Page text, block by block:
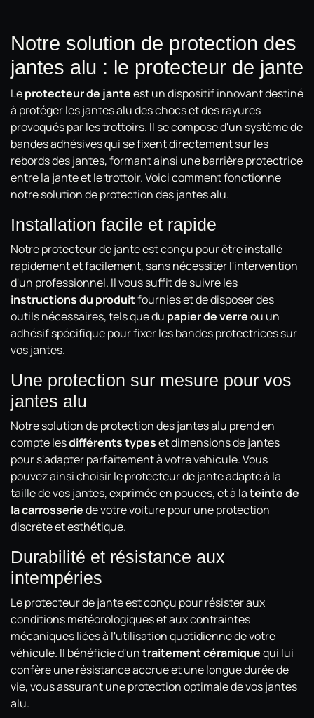
Notre solution de protection des
jantes alu : le protecteur de jante
Leprotecteur de janteest un dispositif innovant destiné
à protéger les jantes alu des chocs et des rayures
provoqués par les trottoirs. Il se compose d'un système de
bandes adhésives qui se fixent directement sur les
rebords des jantes, formant ainsi une barrière protectrice
entre la jante et le trottoir. Voici comment fonctionne
notre solution de protection des jantes alu.
Installation facile et rapide
Notre protecteur de jante est conçu pour être installé
rapidement et facilement, sans nécessiter l'intervention
d'un professionnel. Il vous suffit de suivre les
instructions du produitfournies et de disposer des
outils nécessaires, tels que du papier de verreou un
adhésif spécifique pour fixer les bandes protectrices sur
vos jantes.
Une protection sur mesure pour vos
jantes alu
Notre solution de protection des jantes alu prend en
compte lesdifférents typeset dimensions de jantes
pour s'adapter parfaitement à votre véhicule. Vous
pouvez ainsi choisir le protecteur de jante adapté à la
taille de vos jantes, exprimée en pouces, et à lateinte de
la carrosseriede votre voiture pour une protection
discrète et esthétique.
Durabilité et résistance aux
intempéries
Le protecteur de jante est conçu pour résister aux
conditions météorologiques et aux contraintes
mécaniques liées à l'utilisation quotidienne de votre
véhicule. Il bénéficie d'untraitement céramiquequi lui
confère une résistance accrue et une longue durée de
vie, vous assurant une protection optimale de vos jantes
alu.